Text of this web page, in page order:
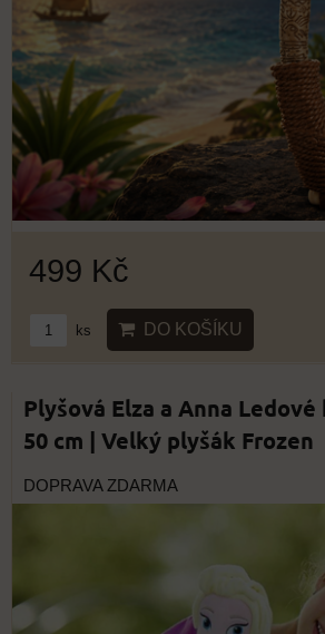
499 Kč
ks DO KOŠÍKU
Plyšová Elza a Anna
50 cm | Velký plyšák Frozen
DOPRAVA ZDARMA